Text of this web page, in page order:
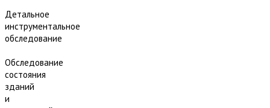
Детальное
инструментальное
обследование
Обследование
состояния
зданий
и